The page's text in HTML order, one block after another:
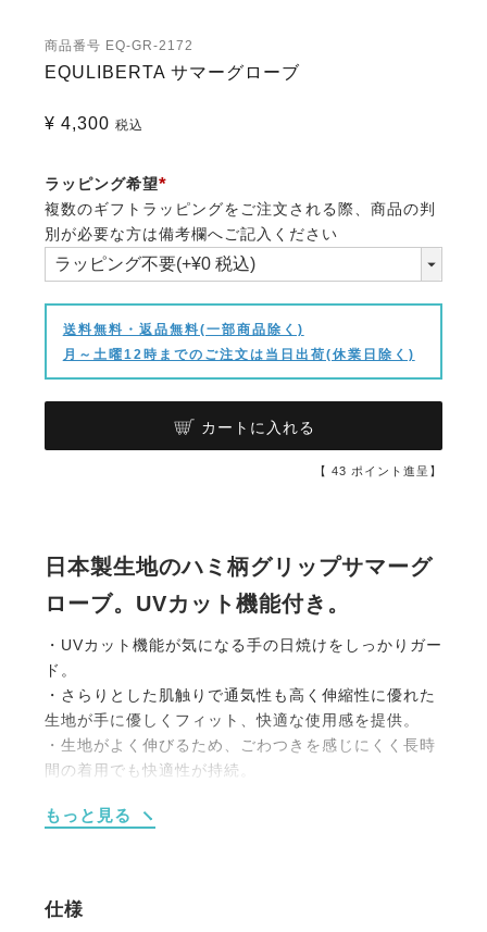
商品番号 EQ-GR-2172
EQULIBERTA サマーグローブ
¥ 4,300 税込
ラッピング希望
(必
須)
複数のギフトラッピングをご注文される際、商品の判
別が必要な方は備考欄へご記入ください
送料無料・返品無料(一部商品除く)
月～土曜12時までのご注文は当日出荷(休業日除く)
カートに入れる
【 43 ポイント進呈】
日本製生地のハミ柄グリップサマーグ
ローブ。UVカット機能付き。
・UVカット機能が気になる手の日焼けをしっかりガー
ド。
・さらりとした肌触りで通気性も高く伸縮性に優れた
生地が手に優しくフィット、快適な使用感を提供。
・生地がよく伸びるため、ごわつきを感じにくく長時
間の着用でも快適性が持続。
コン素材を採用、手綱をしっかりとホールドでき滑り
・テープ部分以外には貼り付かない特殊なマジックテ
もっと見る
仕様